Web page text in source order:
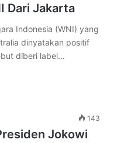
Dari Jakarta
Indonesia (WNI) yang
dinyatakan positif
diberi label…
143
Jokowi